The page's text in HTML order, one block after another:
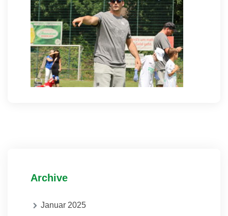
Archive
Januar 2025